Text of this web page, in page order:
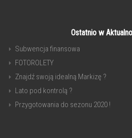
Ostatnio w
Subwencja finansowa
FOTOROLETY
Znajdź swoją idealną Markizę ?
Lato pod kontrolą ?
Przygotowania do sezonu 2020 !